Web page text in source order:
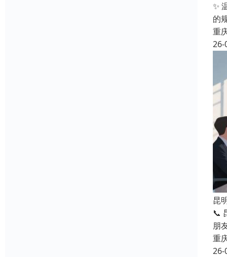
✨
的
重
26-
昆
📞
朋
重
26-